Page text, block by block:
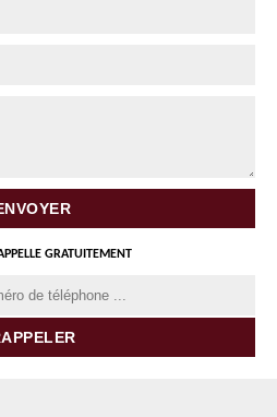
GRATUITEMENT